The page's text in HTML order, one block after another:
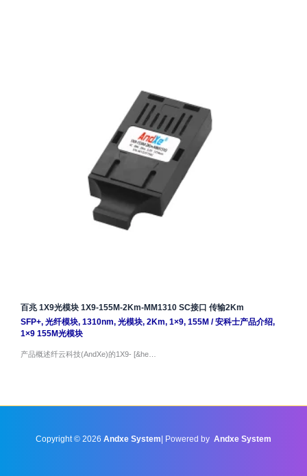
百兆 1X9光模块 1X9-155M-2Km-MM1310 SC接口 传输2Km
SFP+, 光纤模块, 1310nm, 光模块, 2Km, 1×9, 155M /安科士产品介绍,
1×9 155M光模块
产品概述纤云科技(AndXe)的1X9- [&he…
Copyright © 2026 Andxe System | Powered by Andxe System